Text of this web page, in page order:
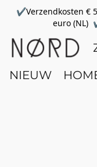
✔Verzendkosten €
euro (NL)
NIEUW